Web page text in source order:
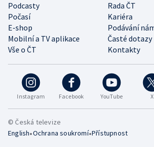
Instagram Facebook YouTube X
Podcasty
Rada ČT
Počasí
Kariéra
E-shop
Podávání
Mobilní a TV aplikace
Časté dotazy
Vše o ČT
Kontakty
© Česká televize
English•Ochrana soukromí•Přístupnost